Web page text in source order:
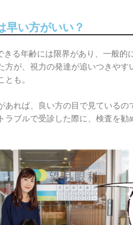
早い方がいい？
る年齢には限界があり、一般的
方が、視力の発達が追いつきや
とも。
れば、良い方の目で見ているの
ラブルで受診した際に、検査を